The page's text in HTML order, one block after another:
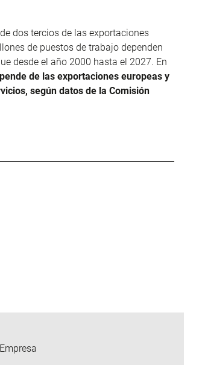
dos tercios de las exportaciones
de puestos de trabajo dependen
desde el año 2000 hasta el 2027. En
de las exportaciones europeas y
según datos de la Comisión
Empresa